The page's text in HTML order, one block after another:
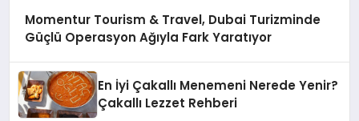
Momentur Tourism & Travel, Dubai Turizminde
Güçlü Operasyon Ağıyla Fark Yaratıyor
En İyi Çakallı Menemeni Nerede Yenir?
Çakallı Lezzet Rehberi